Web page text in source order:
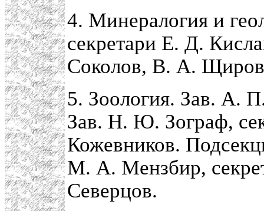
4. Минералогия и
секретари Е. Д.
Соколов, В. А.
5. Зоология. Зав. А.
Зав. Н. Ю. Зограф,
Кожевников.
М. А. Мензбир,
Северцов.